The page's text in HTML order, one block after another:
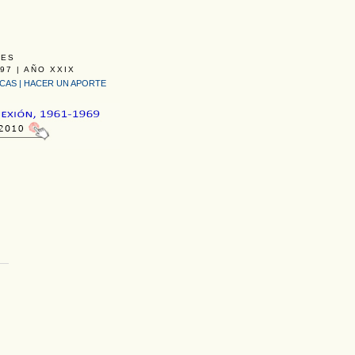
| AÑO XXIX
| HACER UN APORTE